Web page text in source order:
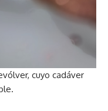
cuyo cadáver